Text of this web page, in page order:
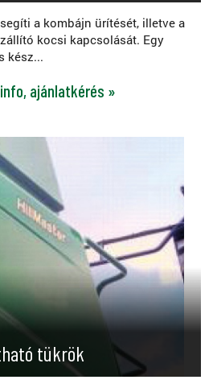
a kombájn ürítését, illetve a
kocsi kapcsolását. Egy
kész...
ajánlatkérés »
tükrök